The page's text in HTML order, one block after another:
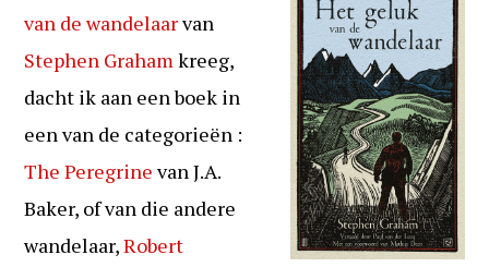
van de wandelaarvan
Stephen Graham kreeg,
dacht ik aan een boek in
een van de categorieën :
The Peregrine van J.A.
Baker, of van die andere
wandelaar,Robert